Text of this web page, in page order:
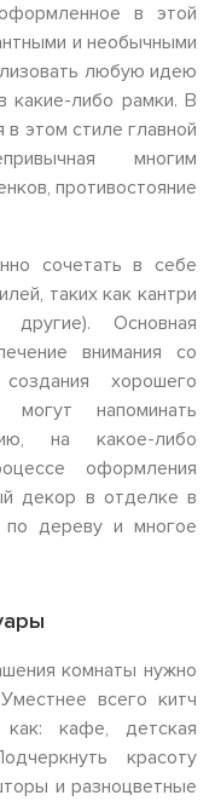
в этой
и необычными
любую идею
какие-либо рамки. В
этом стиле главной
многим
противостояние
сочетать в себе
таких как кантри
Основная
внимания со
хорошего
напоминать
на какое-либо
оформления
декор в отделке в
по дереву и многое
комнаты нужно
всего китч
кафе, детская
красоту
и разноцветные